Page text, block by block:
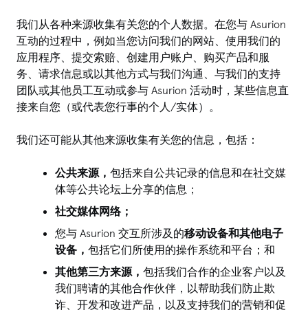
我们从各种来源收集有关您的个人数据。在您与 Asurion
互动的过程中，例如当您访问我们的网站、使用我们的
应用程序、提交索赔、创建用户账户、购买产品和服
务、请求信息或以其他方式与我们沟通、与我们的支持
团队或其他员工互动或参与 Asurion 活动时，某些信息直
接来自您（或代表您行事的个人/实体）。
我们还可能从其他来源收集有关您的信息，包括：
公共来源， 包括来自公共记录的信息和在社交媒
体等公共论坛上分享的信息；
社交媒体网络；
您与 Asurion 交互所涉及的移动设备和其他电子
设备， 包括它们所使用的操作系统和平台；和
其他第三方来源， 包括我们合作的企业客户以及
我们聘请的其他合作伙伴，以帮助我们防止欺
诈、开发和改进产品，以及支持我们的营销和促